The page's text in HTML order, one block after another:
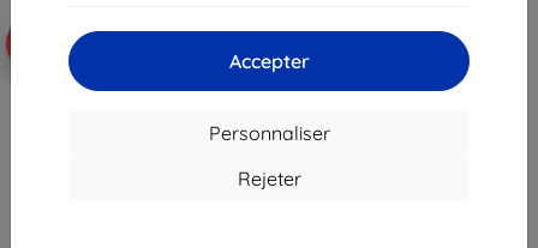
Accepter
Personnaliser
Rejeter